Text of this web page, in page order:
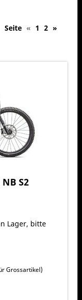
Seite « 1 2 »
S2
Lager, bitte
Grossartikel)